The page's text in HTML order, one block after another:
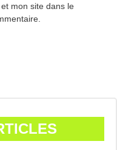
mon site dans le